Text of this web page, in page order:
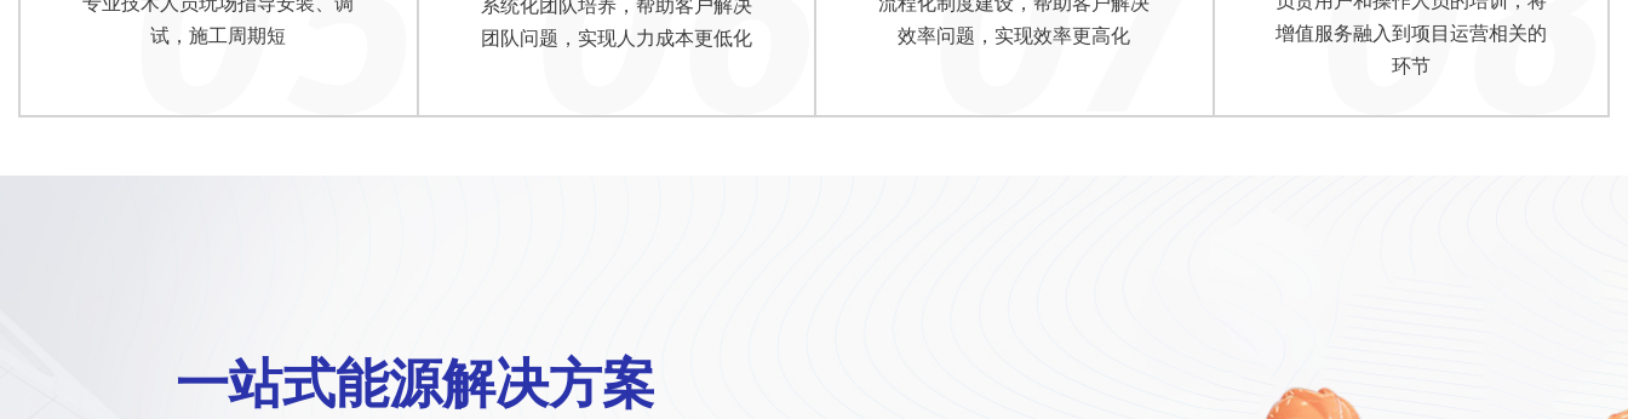
试，施工周期短
系统化团队培养，帮助客户解决
团队问题，实现人力成本更低化
效率问题，实现效率更高化
增值服务融入到项目运营相关的
环节
一站式能源解决方案